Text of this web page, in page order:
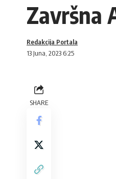
Završna
13 Juna, 2023 6:25
Redakcija Portala
SHARE